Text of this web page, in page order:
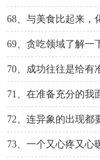
68、与美食比起来，
69、贪吃领域了解一
70、成功往往是给有
71、在准备充分的我
72、连异象的出现都
73、一个又心疼又心